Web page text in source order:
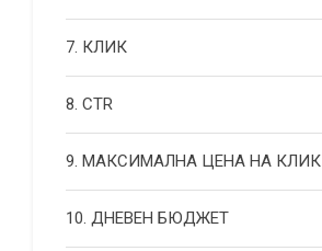
7. КЛИК
8. CTR
9. МАКСИМАЛНА ЦЕНА НА КЛИК
10. ДНЕВЕН БЮДЖЕТ